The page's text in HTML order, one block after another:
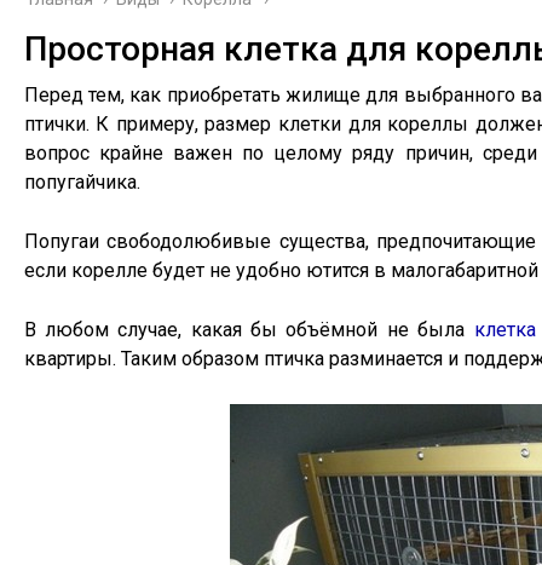
Просторная клетка для
Перед тем, как приобретать жилище для выбранного
птички. К примеру, размер клетки для кореллы
вопрос крайне важен по целому ряду причин,
попугайчика.
Попугаи свободолюбивые существа,
если корелле будет не удобно ютится в
В любом случае, какая бы объёмной не была клетка
квартиры. Таким образом птичка разминается и